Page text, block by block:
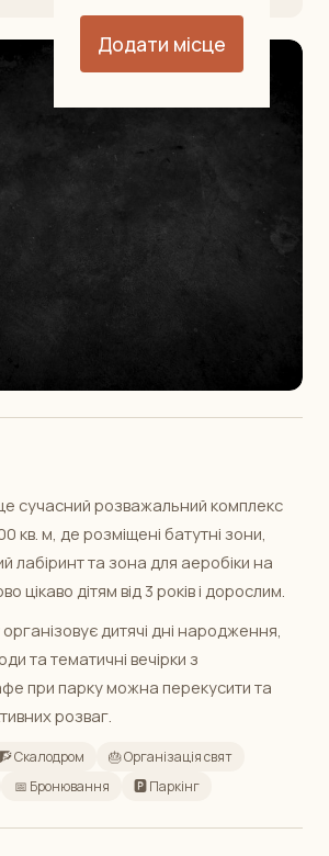
Додати місце
сучасний розважальний комплекс
кв. м, де розміщені батутні зони,
лабіринт та зона для аеробіки на
цікаво дітям від 3 років і дорослим.
дитячі дні народження,
та тематичні вечірки з
при парку можна перекусити та
розваг.
🧗 Скалодром
🎂 Організація свят
📅 Бронювання 🅿️ Паркінг